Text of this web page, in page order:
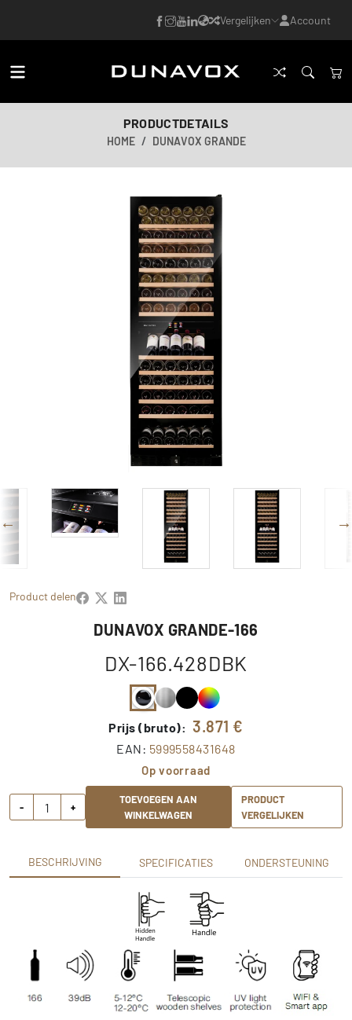
Vergelijken Account
PRODUCTDETAILS
HOME DUNAVOX GRANDE
Product delen
DUNAVOX GRANDE-166
DX-166.428DBK
Prijs (bruto): 3.871 €
EAN: 5999558431648
Op voorraad
- +
TOEVOEGEN AAN
WINKELWAGEN
PRODUCT
VERGELIJKEN
BESCHRIJVING SPECIFICATIES ONDERSTEUNING